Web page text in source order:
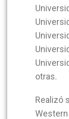
otras.
Realizó